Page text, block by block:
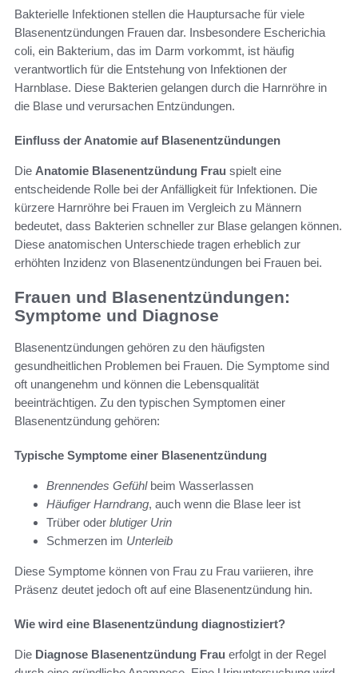
Bakterielle Infektionen stellen die Hauptursache für viele
Blasenentzündungen Frauen dar. Insbesondere Escherichia
coli, ein Bakterium, das im Darm vorkommt, ist häufig
verantwortlich für die Entstehung von Infektionen der
Harnblase. Diese Bakterien gelangen durch die Harnröhre in
die Blase und verursachen Entzündungen.
Einfluss der Anatomie auf Blasenentzündungen
Die Anatomie Blasenentzündung Frau spielt eine
entscheidende Rolle bei der Anfälligkeit für Infektionen. Die
kürzere Harnröhre bei Frauen im Vergleich zu Männern
bedeutet, dass Bakterien schneller zur Blase gelangen können.
Diese anatomischen Unterschiede tragen erheblich zur
erhöhten Inzidenz von Blasenentzündungen bei Frauen bei.
Frauen und Blasenentzündungen:
Symptome und Diagnose
Blasenentzündungen gehören zu den häufigsten
gesundheitlichen Problemen bei Frauen. Die Symptome sind
oft unangenehm und können die Lebensqualität
beeinträchtigen. Zu den typischen Symptomen einer
Blasenentzündung gehören:
Typische Symptome einer Blasenentzündung
Brennendes Gefühlbeim Wasserlassen
Häufiger Harndrang, auch wenn die Blase leer ist
Trüber oder blutiger Urin
Schmerzen im Unterleib
Diese Symptome können von Frau zu Frau variieren, ihre
Präsenz deutet jedoch oft auf eine Blasenentzündung hin.
Wie wird eine Blasenentzündung diagnostiziert?
Die Diagnose Blasenentzündung Frau erfolgt in der Regel